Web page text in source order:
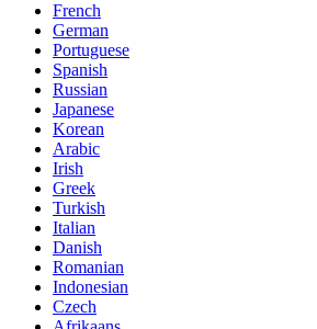
French
German
Portuguese
Spanish
Russian
Japanese
Korean
Arabic
Irish
Greek
Turkish
Italian
Danish
Romanian
Indonesian
Czech